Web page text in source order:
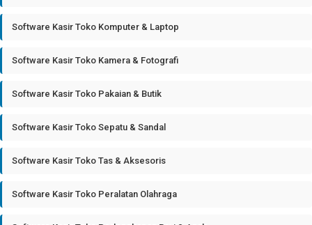
Software Kasir Toko Komputer & Laptop
Software Kasir Toko Kamera & Fotografi
Software Kasir Toko Pakaian & Butik
Software Kasir Toko Sepatu & Sandal
Software Kasir Toko Tas & Aksesoris
Software Kasir Toko Peralatan Olahraga